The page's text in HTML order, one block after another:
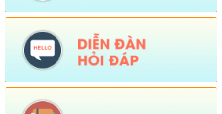
Số:Số: 1721/KH-UBND
2026, triển khai nhiệm vụ năm học 2026-2027)
Ngày ban hành: (04/08/2026) - Ngày hiệu lực: (24/07/2026)